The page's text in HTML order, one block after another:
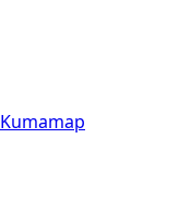
Kumamap